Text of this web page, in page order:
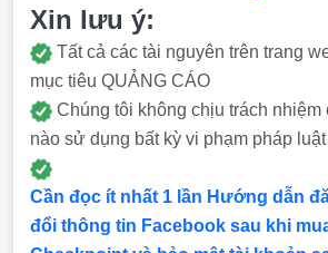
Xin lưu ý:
Tất cả các tài nguyên trên trang
mục tiêu QUẢNG CÁO
Chúng tôi không chịu trách nhiệm
nào sử dụng bất kỳ vi phạm pháp
Cần đọc ít nhất 1 lần Hướng dẫn
đổi thông tin Facebook sau khi